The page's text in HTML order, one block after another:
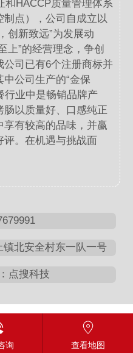
和HACCP质量管理体系
点），公司自成立以
创新致远”为发展动
上”的经营理念，争创
司已有6个注册商标并
公司生产的“金保
行业中是畅销品牌产
以质量好、口感纯正
有较高的品味，并赢
评。在机遇与挑战面
北安全村东一队一号
点搜科技
询 查看地图